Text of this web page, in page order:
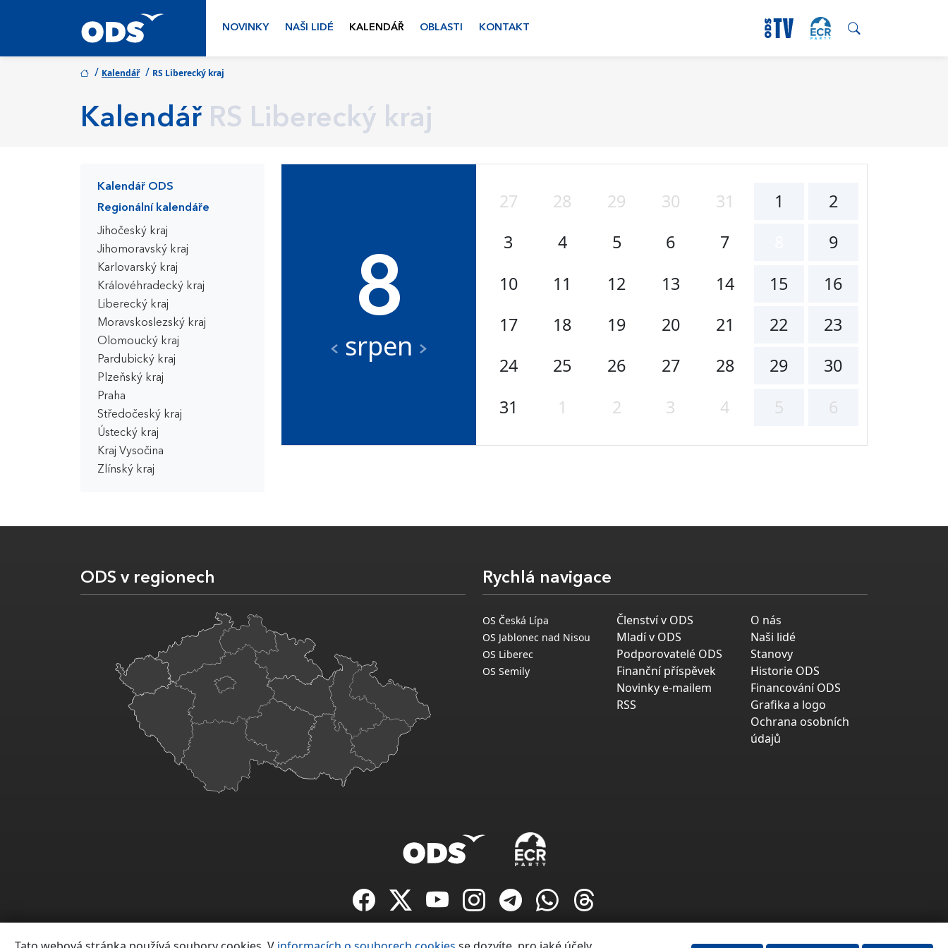
NOVINKY NAŠI LIDÉ KALENDÁŘ OBLASTI KONTAKT
/ Kalendář / RS Liberecký kraj
Kalendář RS Liberecký kraj
Kalendář ODS
Regionální kalendáře
Jihočeský kraj
Jihomoravský kraj
Karlovarský kraj
Královéhradecký kraj
Liberecký kraj
Moravskoslezský kraj
Olomoucký kraj
Pardubický kraj
Plzeňský kraj
Praha
Středočeský kraj
Ústecký kraj
Kraj Vysočina
Zlínský kraj
8
srpen
27 28 29 30 31 1
2
3
4 5 6 7
9
10
11 12 13 14 15
16
17
18 19 20 21 22
23
24
25 26 27 28 29
30
31
1 2 3 4 5 6
ODS v regionech Rychlá navigace
OS Česká Lípa
OS Jablonec nad Nisou
OS Liberec
OS Semily
Členství v ODS
Mladí v ODS
Podporovatelé ODS
Finanční příspěvek
Novinky e-mailem
RSS
O nás
Naši lidé
Stanovy
Historie ODS
Financování ODS
Grafika a logo
Ochrana osobních
údajů
Copyright ©